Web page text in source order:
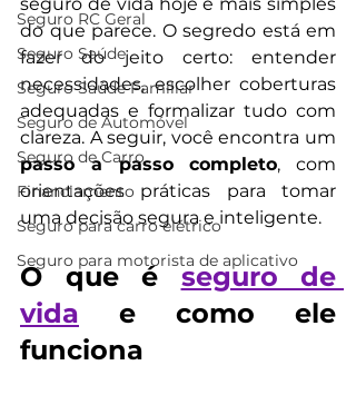
Seguro RC Geral
Seguro Saúde
Seguro Saúde Familiar
Seguro de Automóvel
Seguro de Carro
Financiamento
Seguro para carro elétrico
Seguro para motorista de aplicativo
do que parece. O segredo está em
fazer do jeito certo: entender
necessidades, escolher coberturas
adequadas e formalizar tudo com
passo a passo completo, com
orientações práticas para tomar
uma decisão segura e inteligente.
O que é seguro de
vida e como ele
funciona